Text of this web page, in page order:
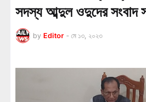
সদস্য আব্দুল ওদুদের সংবাদ
by Editor - মে ১৩, ২০২৩